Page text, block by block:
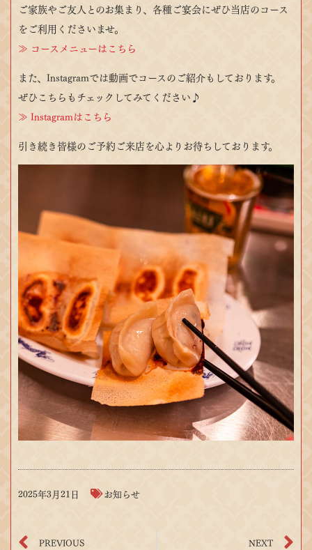
ご家族やご友人とのお集まり、各種ご宴会にぜひ当店のコース
をご利用くださいませ。
≫ コースメニューはこちら
また、Instagramでは動画でコースのご紹介もしております。
ぜひこちらもチェックしてみてください♪
≫ Instagramはこちら
引き続き皆様のご予約ご来店を心よりお待ちしております。
2025年3月21日 お知らせ
PREVIOUS NEXT